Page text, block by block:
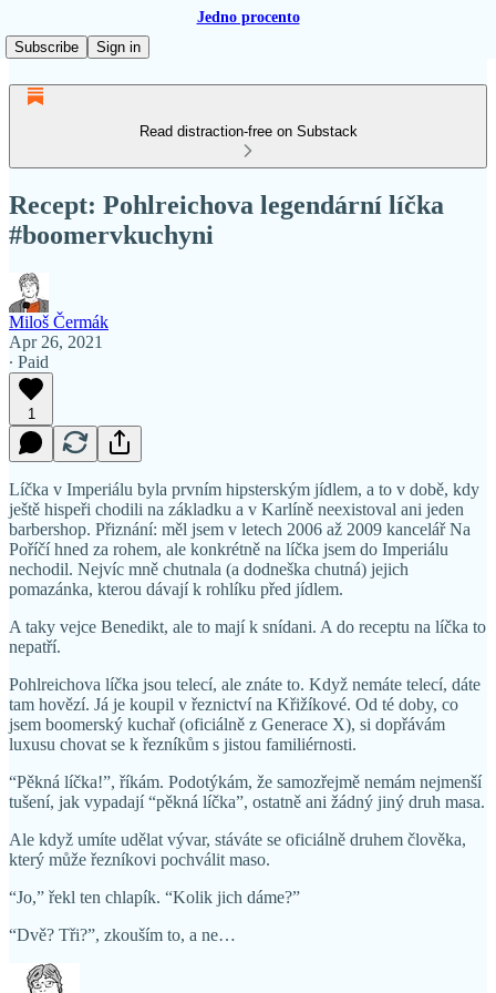
Jedno procento
Subscribe
Sign in
Read distraction-free on Substack
Recept: Pohlreichova legendární líčka
#boomervkuchyni
Miloš Čermák
Apr 26, 2021
∙ Paid
1
Líčka v Imperiálu byla prvním hipsterským jídlem, a to v době, kdy
ještě hispeři chodili na základku a v Karlíně neexistoval ani jeden
barbershop. Přiznání: měl jsem v letech 2006 až 2009 kancelář Na
Poříčí hned za rohem, ale konkrétně na líčka jsem do Imperiálu
nechodil. Nejvíc mně chutnala (a dodneška chutná) jejich
pomazánka, kterou dávají k rohlíku před jídlem.
A taky vejce Benedikt, ale to mají k snídani. A do receptu na líčka to
nepatří.
Pohlreichova líčka jsou telecí, ale znáte to. Když nemáte telecí, dáte
tam hovězí. Já je koupil v řeznictví na Křižíkové. Od té doby, co
jsem boomerský kuchař (oficiálně z Generace X), si dopřávám
luxusu chovat se k řezníkům s jistou familiérnosti.
“Pěkná líčka!”, říkám. Podotýkám, že samozřejmě nemám nejmenší
tušení, jak vypadají “pěkná líčka”, ostatně ani žádný jiný druh masa.
Ale když umíte udělat vývar, stáváte se oficiálně druhem člověka,
který může řezníkovi pochválit maso.
“Jo,” řekl ten chlapík. “Kolik jich dáme?”
“Dvě? Tři?”, zkouším to, a ne…